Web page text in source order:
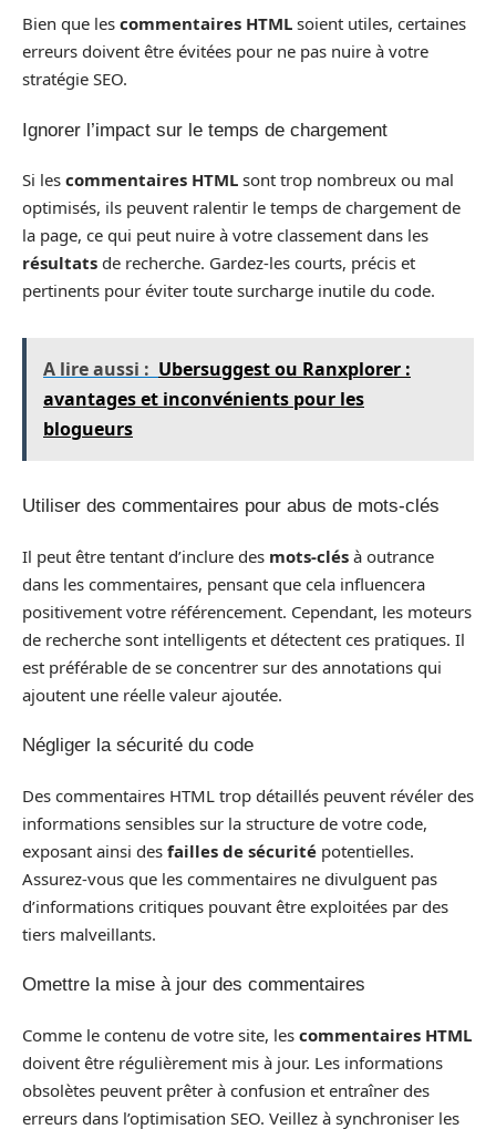
Bien que les commentaires HTML soient utiles, certaines
erreurs doivent être évitées pour ne pas nuire à votre
stratégie SEO.
Ignorer l’impact sur le temps de chargement
Si les commentaires HTML sont trop nombreux ou mal
optimisés, ils peuvent ralentir le temps de chargement de
la page, ce qui peut nuire à votre classement dans les
résultats de recherche. Gardez-les courts, précis et
pertinents pour éviter toute surcharge inutile du code.
A lire aussi : Ubersuggest ou Ranxplorer :
avantages et inconvénients pour les
blogueurs
Utiliser des commentaires pour abus de mots-clés
Il peut être tentant d’inclure des mots-clés à outrance
dans les commentaires, pensant que cela influencera
positivement votre référencement. Cependant, les moteurs
de recherche sont intelligents et détectent ces pratiques. Il
est préférable de se concentrer sur des annotations qui
ajoutent une réelle valeur ajoutée.
Négliger la sécurité du code
Des commentaires HTML trop détaillés peuvent révéler des
informations sensibles sur la structure de votre code,
exposant ainsi des failles de sécurité potentielles.
Assurez-vous que les commentaires ne divulguent pas
d’informations critiques pouvant être exploitées par des
tiers malveillants.
Omettre la mise à jour des commentaires
Comme le contenu de votre site, les commentaires HTML
doivent être régulièrement mis à jour. Les informations
obsolètes peuvent prêter à confusion et entraîner des
erreurs dans l’optimisation SEO. Veillez à synchroniser les